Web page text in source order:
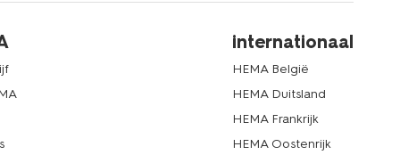
internationaal
HEMA België
HEMA Duitsland
HEMA Frankrijk
HEMA Oostenrijk